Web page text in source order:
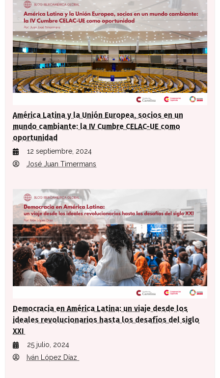
América Latina y la Unión Europea, socios en un
mundo cambiante: la IV Cumbre CELAC-UE como
oportunidad
12 septiembre, 2024
José Juan Timermans
Democracia en América Latina: un viaje desde los
ideales revolucionarios hasta los desafíos del siglo
XXI
25 julio, 2024
Iván López Díaz